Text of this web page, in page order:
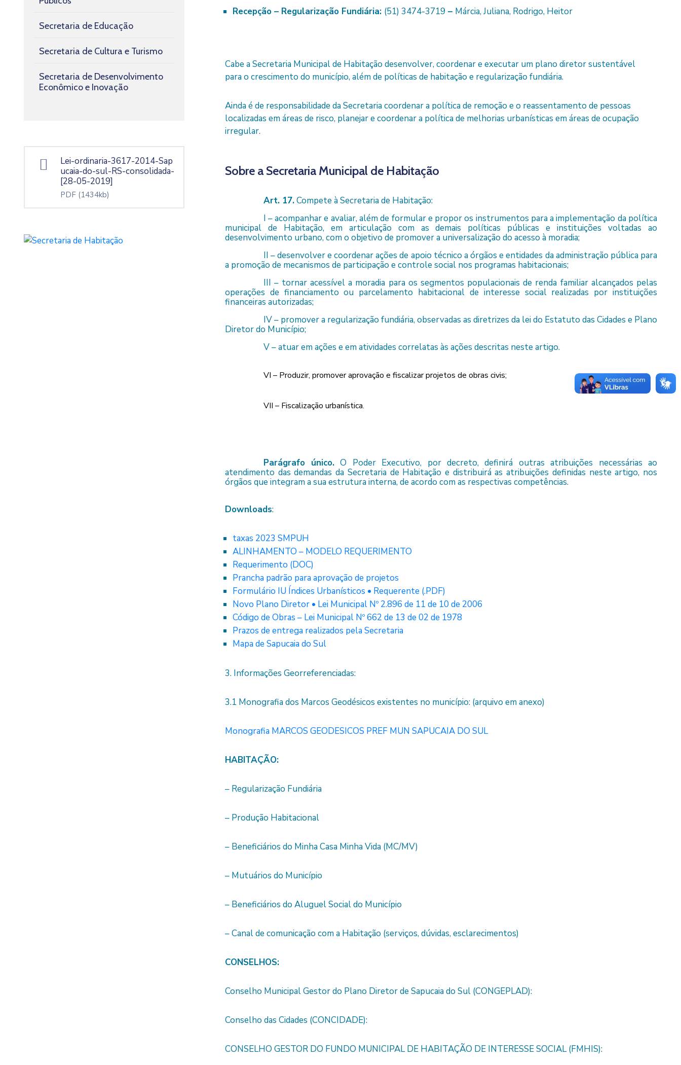
Secretaria de Educação
Secretaria de Cultura e Turismo
Secretaria de Desenvolvimento
Econômico e Inovação
Lei-ordinaria-3617-2014-Sap
ucaia-do-sul-RS-consolidada-
[28-05-2019]
PDF (1434kb)
Recepção – Regularização Fundiária: (51) 3474-3719 – Márcia, Juliana, Rodrigo, Heitor
Cabe a Secretaria Municipal de Habitação desenvolver, coordenar e executar um plano diretor sustentável
para o crescimento do município, além de políticas de habitação e regularização fundiária.
Ainda é de responsabilidade da Secretaria coordenar a política de remoção e o reassentamento de pessoas
localizadas em áreas de risco, planejar e coordenar a política de melhorias urbanísticas em áreas de ocupação
irregular.
Sobre a Secretaria Municipal de Habitação
Art. 17.Compete à Secretaria de Habitação:
I – acompanhar e avaliar, além de formular e propor os instrumentos para a implementação da política
municipal de Habitação, em articulação com as demais políticas públicas e instituições voltadas ao
desenvolvimento urbano, com o objetivo de promover a universalização do acesso à moradia;
II – desenvolver e coordenar ações de apoio técnico a órgãos e entidades da administração pública para
a promoção de mecanismos de participação e controle social nos programas habitacionais;
III – tornar acessível a moradia para os segmentos populacionais de renda familiar alcançados pelas
operações de financiamento ou parcelamento habitacional de interesse social realizadas por instituições
financeiras autorizadas;
IV – promover a regularização fundiária, observadas as diretrizes da lei do Estatuto das Cidades e Plano
Diretor do Município;
V – atuar em ações e em atividades correlatas às ações descritas neste artigo.
VI – Produzir, promover aprovação e fiscalizar projetos de obras civis;
VII – Fiscalização urbanística.
Parágrafo único.O Poder Executivo, por decreto, definirá outras atribuições necessárias ao
atendimento das demandas da Secretaria de Habitação e distribuirá as atribuições definidas neste artigo, nos
órgãos que integram a sua estrutura interna, de acordo com as respectivas competências.
Downloads:
taxas 2023 SMPUH
ALINHAMENTO – MODELO REQUERIMENTO
Requerimento (DOC)
Prancha padrão para aprovação de projetos
Formulário IU Índices Urbanísticos • Requerente (.PDF)
Novo Plano Diretor • Lei Municipal Nº 2.896 de 11 de 10 de 2006
Código de Obras – Lei Municipal Nº 662 de 13 de 02 de 1978
Prazos de entrega realizados pela Secretaria
Mapa de Sapucaia do Sul
3. Informações Georreferenciadas:
3.1 Monografia dos Marcos Geodésicos existentes no município: (arquivo em anexo)
Monografia MARCOS GEODESICOS PREF MUN SAPUCAIA DO SUL
HABITAÇÃO:
– Regularização Fundiária
– Produção Habitacional
– Beneficiários do Minha Casa Minha Vida (MC/MV)
– Mutuários do Município
– Beneficiários do Aluguel Social do Município
– Canal de comunicação com a Habitação (serviços, dúvidas, esclarecimentos)
CONSELHOS:
Conselho Municipal Gestor do Plano Diretor de Sapucaia do Sul (CONGEPLAD):
Conselho das Cidades (CONCIDADE):
CONSELHO GESTOR DO FUNDO MUNICIPAL DE HABITAÇÃO DE INTERESSE SOCIAL (FMHIS):